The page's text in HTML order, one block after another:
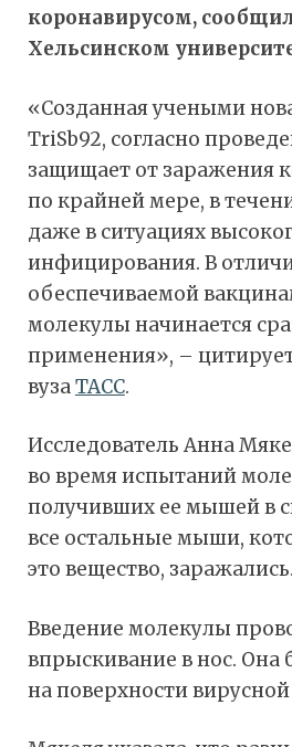
коронавирусом,
Хельсинском
«Созданная учеными
TriSb92, согласно
защищает от заражения
по крайней мере, в
даже в ситуациях
инфицирования. В
обеспечиваемой
молекулы начинается
применения», –
вузаТАСС.
Исследователь Анна
во время испытаний
получивших ее мышей в
все остальные мыши,
это вещество, заражались.
Введение молекулы
впрыскивание в нос. Она
на поверхности